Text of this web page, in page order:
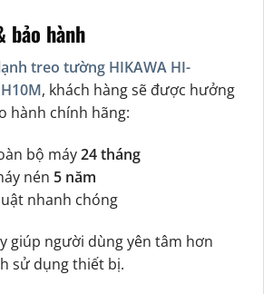
hành
treo tường HIKAWA HI-
, khách hàng sẽ được hưởng
hành chính hãng:
bộ máy24 tháng
nén 5 năm
nhanh chóng
giúp người dùng yên tâm hơn
sử dụng thiết bị.